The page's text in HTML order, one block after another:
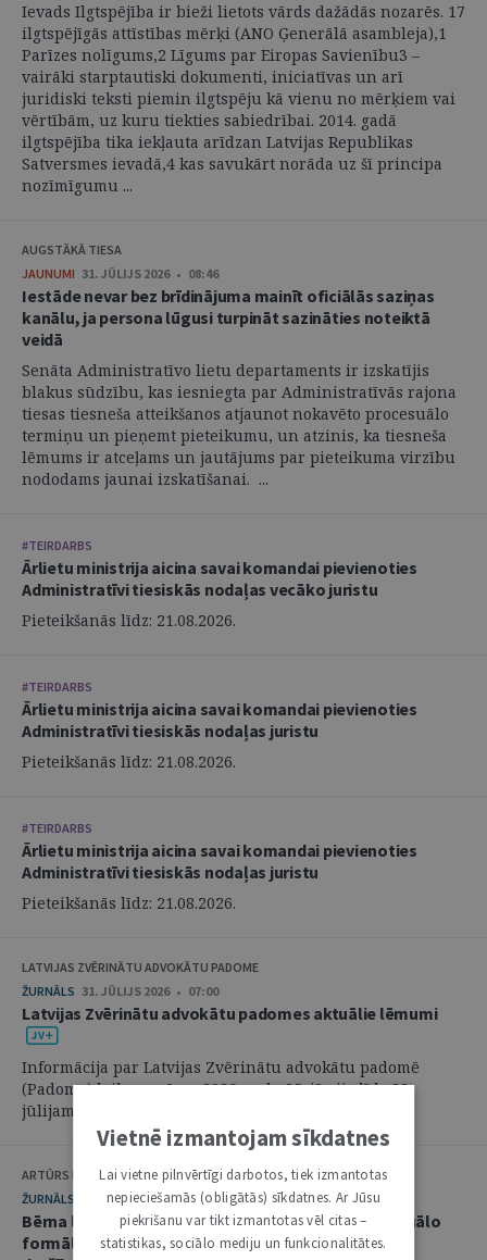
Ievads Ilgtspējība ir bieži lietots vārds dažādās nozarēs. 17
ilgtspējīgās attīstības mērķi (ANO Ģenerālā asambleja),1
Parīzes nolīgums,2 Līgums par Eiropas Savienību3 –
vairāki starptautiski dokumenti, iniciatīvas un arī
juridiski teksti piemin ilgtspēju kā vienu no mērķiem vai
vērtībām, uz kuru tiekties sabiedrībai. 2014. gadā
ilgtspējība tika iekļauta arīdzan Latvijas Republikas
Satversmes ievadā,4 kas savukārt norāda uz šī principa
nozīmīgumu ...
AUGSTĀKĀ TIESA
JAUNUMI 31. JŪLIJS 2026 • 08:46
Iestāde nevar bez brīdinājuma mainīt oficiālās saziņas
kanālu, ja persona lūgusi turpināt sazināties noteiktā
veidā
Senāta Administratīvo lietu departaments ir izskatījis
blakus sūdzību, kas iesniegta par Administratīvās rajona
tiesas tiesneša atteikšanos atjaunot nokavēto procesuālo
termiņu un pieņemt pieteikumu, un atzinis, ka tiesneša
lēmums ir atceļams un jautājums par pieteikuma virzību
nododams jaunai izskatīšanai. ...
#TEIRDARBS
Ārlietu ministrija aicina savai komandai pievienoties
Administratīvi tiesiskās nodaļas vecāko juristu
Pieteikšanās līdz: 21.08.2026.
#TEIRDARBS
Ārlietu ministrija aicina savai komandai pievienoties
Administratīvi tiesiskās nodaļas juristu
Pieteikšanās līdz: 21.08.2026.
#TEIRDARBS
Ārlietu ministrija aicina savai komandai pievienoties
Administratīvi tiesiskās nodaļas juristu
Pieteikšanās līdz: 21.08.2026.
LATVIJAS ZVĒRINĀTU ADVOKĀTU PADOME
ŽURNĀLS 31. JŪLIJS 2026 • 07:00
Latvijas Zvērinātu advokātu padomes aktuālie lēmumi
Informācija par Latvijas Zvērinātu advokātu padomē
(Padome) laikposmā no 2026. gada 25. jūnija līdz 28.
jūlijam pieņemtajiem lēmumiem. ...
ARTŪRS KURBATOVS, INGA KUDEIKINA, MARTA URBĀNE
ŽURNĀLS
29. JŪLIJS 2026 • 08:00
Bērna labākās intereses civilprocesā: starp procesuālo
formālismu un pienākumu nekavējoties reaģēt uz
Vietnē izmantojam sīkdatnes
Lai vietne pilnvērtīgi darbotos, tiek izmantotas
nepieciešamās (obligātās) sīkdatnes. Ar Jūsu
piekrišanu var tikt izmantotas vēl citas –
statistikas, sociālo mediju un funkcionalitātes.